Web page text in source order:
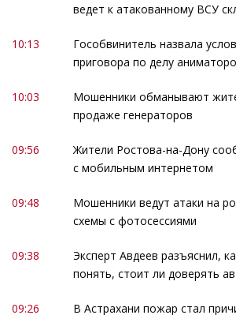
ведет к атакованному ВСУ
10:13
Гособвинитель назвала
приговора по делу
10:03
Мошенники обманывают
продаже генераторов
09:56
Жители Ростова-на-Дону
с мобильным интернетом
09:48
Мошенники ведут атаки на
схемы с фотосессиями
09:38
Эксперт Авдеев разъяснил,
понять, стоит ли доверять
09:26
В Астрахани пожар стал